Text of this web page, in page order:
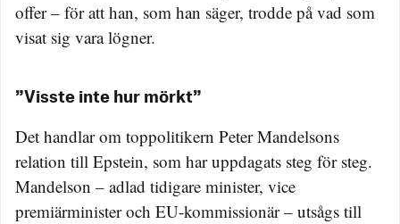
offer – för att han, som han säger, trodde på vad som
visat sig vara lögner.
”Visste inte hur mörkt”
Det handlar om toppolitikern Peter Mandelsons
relation till Epstein, som har uppdagats steg för steg.
Mandelson – adlad tidigare minister, vice
premiärminister och EU-kommissionär – utsågs till